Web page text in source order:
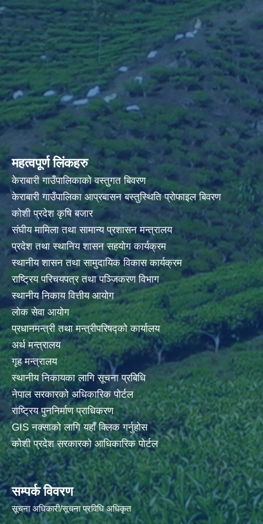
महत्वपूर्ण लिंकहरु
केराबारी गाउँपालिकाको वस्तुगत बिवरण
केराबारी गाउँपालिका आप्रबासन बस्तुस्थिति प्रोफाइल बिवरण
कोशी प्रदेश कृषि बजार
संघीय मामिला तथा सामान्य प्रशासन मन्त्रालय
प्रदेश तथा स्थानिय शासन सहयोग कार्यक्रम
स्थानीय शासन तथा सामुदायिक विकास कार्यक्रम
राष्ट्रिय परिचयपत्र तथा पञ्जिकरण विभाग
स्थानीय निकाय वित्तीय आयोग
लोक सेवा आयोग
प्रधानमन्त्री तथा मन्त्रीपरिषद्को कार्यालय
अर्थ मन्त्रालय
गृह मन्त्रालय
स्थानीय निकायका लागि सूचना प्रबिधि
नेपाल सरकारको अधिकारिक पोर्टल
राष्ट्रिय पुननिर्माण प्राधिकरण
GIS नक्साको लागि यहाँ क्लिक गर्नुहोस
कोशी प्रदेश सरकारको आधिकारिक पोर्टल
सम्पर्क विवरण
सूचना अधिकारी/सूचना प्रविधि अधिकृत